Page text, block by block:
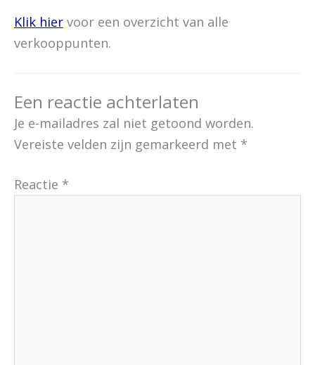
Klik hier voor een overzicht van alle
verkooppunten.
Een reactie achterlaten
Je e-mailadres zal niet getoond worden.
Vereiste velden zijn gemarkeerd met *
Reactie *